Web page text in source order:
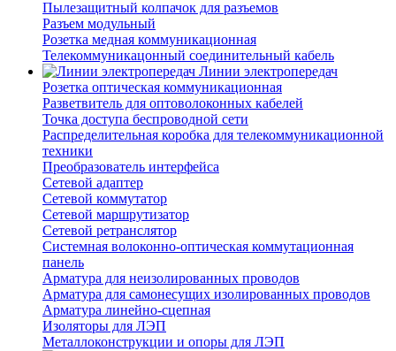
Пылезащитный колпачок для разъемов
Разъем модульный
Розетка медная коммуникационная
Телекоммуникацонный соединительный кабель
Линии электропередач
Розетка оптическая коммуникационная
Разветвитель для оптоволоконных кабелей
Точка доступа беспроводной сети
Распределительная коробка для телекоммуникационной
техники
Преобразователь интерфейса
Сетевой адаптер
Сетевой коммутатор
Сетевой маршрутизатор
Сетевой ретранслятор
Системная волоконно-оптическая коммутационная
панель
Арматура для неизолированных проводов
Арматура для самонесущих изолированных проводов
Арматура линейно-сцепная
Изоляторы для ЛЭП
Металлоконструкции и опоры для ЛЭП